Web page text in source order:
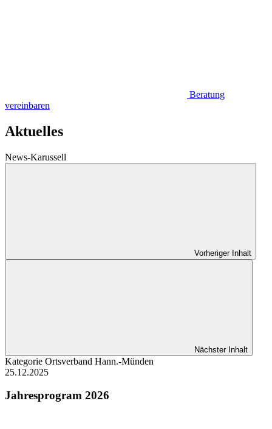
Beratung
vereinbaren
Aktuelles
News-Karussell
Vorheriger Inhalt
Nächster Inhalt
Kategorie Ortsverband Hann.-Münden
25.12.2025
Jahresprogram 2026